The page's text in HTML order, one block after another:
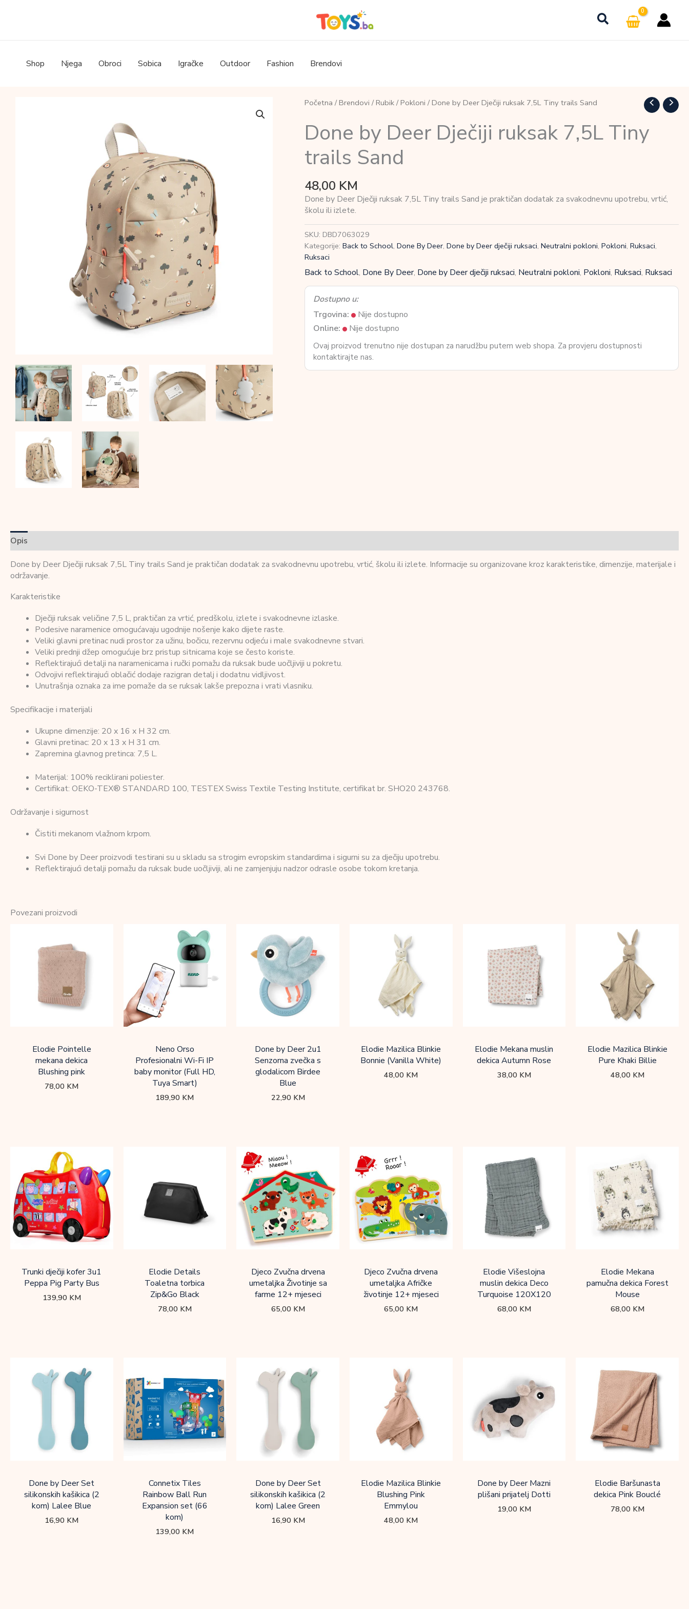
Shop Njega Obroci Sobica Igračke Outdoor Fashion Brendovi
Početna / Brendovi / Rubik/ Pokloni / Done by Deer Dječiji ruksak 7,5L Tiny trails Sand
Done by Deer Dječiji ruksak 7,5L Tiny
trails Sand
48,00 KM
Done by Deer Dječiji ruksak 7,5L Tiny trails Sand je praktičan dodatak za svakodnevnu upotrebu, vrtić,
školu ili izlete.
SKU: DBD7063029
Kategorije: Back to School, Done By Deer, Done by Deer dječiji ruksaci, Neutralni pokloni, Pokloni, Ruksaci,
Ruksaci
Back to School, Done By Deer, Done by Deer dječiji ruksaci, Neutralni pokloni, Pokloni, Ruksaci, Ruksaci
Dostupno u:
Trgovina:
Nije dostupno
Online:
Nije dostupno
Ovaj proizvod trenutno nije dostupan za narudžbu putem web shopa. Za provjeru dostupnosti
kontaktirajte nas.
Opis
Done by Deer Dječiji ruksak 7,5L Tiny trails Sand je praktičan dodatak za svakodnevnu upotrebu, vrtić, školu ili izlete. Informacije su organizovane kroz karakteristike, dimenzije, materijale i
održavanje.
Karakteristike
Dječiji ruksak veličine 7,5 L, praktičan za vrtić, predškolu, izlete i svakodnevne izlaske.
Podesive naramenice omogućavaju ugodnije nošenje kako dijete raste.
Veliki glavni pretinac nudi prostor za užinu, bočicu, rezervnu odjeću i male svakodnevne stvari.
Veliki prednji džep omogućuje brz pristup sitnicama koje se često koriste.
Reflektirajući detalji na naramenicama i ručki pomažu da ruksak bude uočljiviji u pokretu.
Odvojivi reflektirajući oblačić dodaje razigran detalj i dodatnu vidljivost.
Unutrašnja oznaka za ime pomaže da se ruksak lakše prepozna i vrati vlasniku.
Specifikacije i materijali
Ukupne dimenzije: 20 x 16 x H 32 cm.
Glavni pretinac: 20 x 13 x H 31 cm.
Zapremina glavnog pretinca: 7,5 L.
Materijal: 100% reciklirani poliester.
Certifikat: OEKO-TEX® STANDARD 100, TESTEX Swiss Textile Testing Institute, certifikat br. SHO20 243768.
Održavanje i sigurnost
Čistiti mekanom vlažnom krpom.
Svi Done by Deer proizvodi testirani su u skladu sa strogim evropskim standardima i sigurni su za dječiju upotrebu.
Reflektirajući detalji pomažu da ruksak bude uočljiviji, ali ne zamjenjuju nadzor odrasle osobe tokom kretanja.
Povezani proizvodi
Elodie Pointelle
mekana dekica
Blushing pink
78,00 KM
Neno Orso
Profesionalni Wi-Fi IP
baby monitor (Full HD,
Tuya Smart)
189,90 KM
Done by Deer 2u1
Senzorna zvečka s
glodalicom Birdee
Blue
22,90 KM
Elodie Mazilica Blinkie
Bonnie (Vanilla White)
48,00 KM
Elodie Mekana muslin
dekica Autumn Rose
38,00 KM
Elodie Mazilica Blinkie
Pure Khaki Billie
48,00 KM
Trunki dječiji kofer 3u1
Peppa Pig Party Bus
139,90 KM
Elodie Details
Toaletna torbica
Zip&Go Black
78,00 KM
Djeco Zvučna drvena
umetaljka Životinje sa
farme 12+ mjeseci
65,00 KM
Djeco Zvučna drvena
umetaljka Afričke
životinje 12+ mjeseci
65,00 KM
Elodie Višeslojna
muslin dekica Deco
Turquoise 120X120
68,00 KM
Elodie Mekana
pamučna dekica Forest
Mouse
68,00 KM
Done by Deer Set
silikonskih kašikica (2
kom) Lalee Blue
16,90 KM
Connetix Tiles
Rainbow Ball Run
Expansion set (66
kom)
139,00 KM
Done by Deer Set
silikonskih kašikica (2
kom) Lalee Green
16,90 KM
Elodie Mazilica Blinkie
Blushing Pink
Emmylou
48,00 KM
Done by Deer Mazni
plišani prijatelj Dotti
19,00 KM
Elodie Baršunasta
dekica Pink Bouclé
78,00 KM